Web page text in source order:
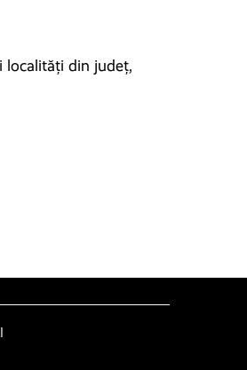
localități din județ,